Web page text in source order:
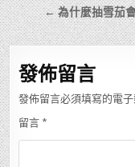
章
導
覽
← 為什麼抽雪茄
發佈留言
發佈留言必須填寫的電
留言 *